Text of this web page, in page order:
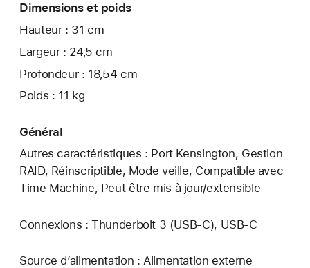
Dimensions et poids
Hauteur : 31 cm
Largeur : 24,5 cm
Profondeur : 18,54 cm
Poids : 11 kg
Général
Autres caractéristiques : Port Kensington, Gestion
RAID, Réinscriptible, Mode veille, Compatible avec
Time Machine, Peut être mis à jour/extensible
Connexions : Thunderbolt 3 (USB‑C), USB‑C
Source d’alimentation : Alimentation externe